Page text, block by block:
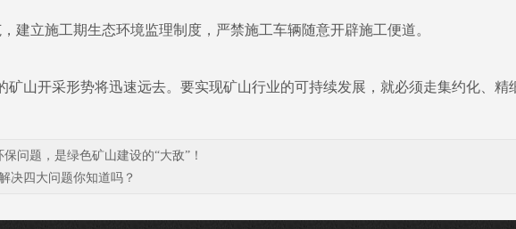
立施工期生态环境监理制度，严禁施工车辆随意开辟施工便道。
开采形势将迅速远去。要实现矿山行业的可持续发展，就必须走集约化、精
问题，是绿色矿山建设的“大敌”！
决四大问题你知道吗？